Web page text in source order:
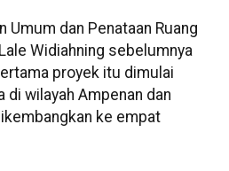
Umum dan Penataan Ruang
Widiahning sebelumnya
proyek itu dimulai
di wilayah Ampenan dan
ke empat